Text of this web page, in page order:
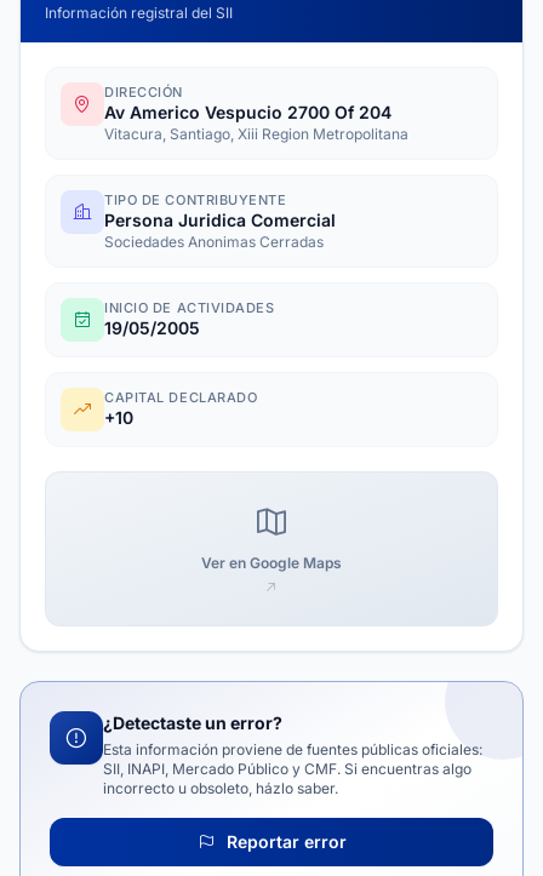
Información registral del SII
DIRECCIÓN
Av Americo Vespucio 2700 Of 204
Vitacura, Santiago, Xiii Region Metropolitana
TIPO DE CONTRIBUYENTE
Persona Juridica Comercial
Sociedades Anonimas Cerradas
INICIO DE ACTIVIDADES
19/05/2005
CAPITAL DECLARADO
+10
Ver en Google Maps
¿Detectaste un error?
Esta información proviene de fuentes públicas oficiales:
SII, INAPI, Mercado Público y CMF. Si encuentras algo
incorrecto u obsoleto, házlo saber.
Reportar error